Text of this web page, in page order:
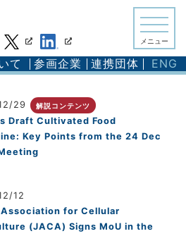
メニュー
て 参画企業 連携団体 ENG
29 解説コンテンツ
Draft Cultivated Food
Key Points from the 24 Dec
12
Association for Cellular
(JACA) Signs MoU in the